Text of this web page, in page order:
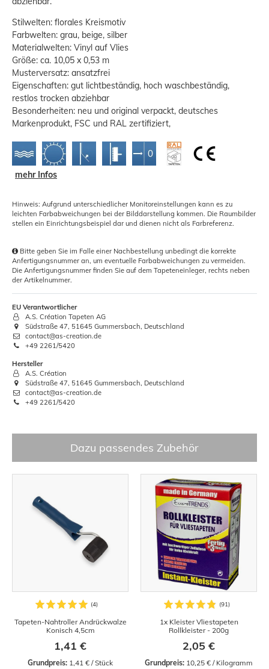
Stilwelten: florales Kreismotiv
Farbwelten: grau, beige, silber
Materialwelten: Vinyl auf Vlies
Größe: ca. 10,05 x 0,53 m
Musterversatz: ansatzfrei
Eigenschaften: gut lichtbeständig, hoch waschbeständig,
restlos trocken abziehbar
Besonderheiten: neu und original verpackt, deutsches
Markenprodukt, FSC und RAL zertifiziert,
mehr Infos
Hinweis: Aufgrund unterschiedlicher Monitoreinstellungen kann es zu
leichten Farbabweichungen bei der Bilddarstellung kommen. Die Raumbilder
stellen ein Einrichtungsbeispiel dar und dienen nicht als Farbreferenz.
Bitte geben Sie im Falle einer Nachbestellung unbedingt die korrekte
Anfertigungsnummer an, um eventuelle Farbabweichungen zu vermeiden.
Die Anfertigungsnummer finden Sie auf dem Tapeteneinleger, rechts neben
der Artikelnummer.
EU Verantwortlicher
A.S. Création Tapeten AG
Südstraße 47, 51645 Gummersbach, Deutschland
contact@as-creation.de
+49 2261/5420
Hersteller
A.S. Création
Südstraße 47, 51645 Gummersbach, Deutschland
contact@as-creation.de
+49 2261/5420
Dazu passendes Zubehör
Tapeten-Nahtroller Andrückwalze
Konisch 4,5cm
1,41 €
Grundpreis: 1,41 € / Stück
1x Kleister Vliestapeten
Rollkleister - 200g
2,05 €
Grundpreis: 10,25 € / Kilogramm